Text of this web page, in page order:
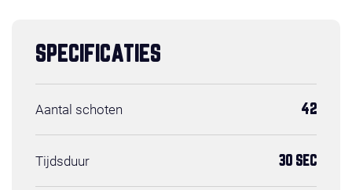
SPECIFICATIES
Aantal schoten 42
Tijdsduur 30 SEC